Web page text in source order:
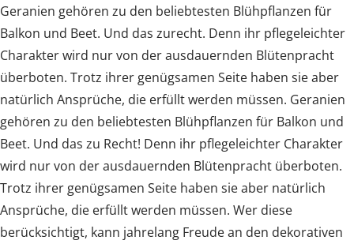
Geranien gehören zu den beliebtesten Blühpflanzen für
Balkon und Beet. Und das zurecht. Denn ihr pflegeleichter
Charakter wird nur von der ausdauernden Blütenpracht
überboten. Trotz ihrer genügsamen Seite haben sie aber
natürlich Ansprüche, die erfüllt werden müssen. Geranien
gehören zu den beliebtesten Blühpflanzen für Balkon und
Beet. Und das zu Recht! Denn ihr pflegeleichter Charakter
wird nur von der ausdauernden Blütenpracht überboten.
Trotz ihrer genügsamen Seite haben sie aber natürlich
Ansprüche, die erfüllt werden müssen. Wer diese
berücksichtigt, kann jahrelang Freude an den dekorativen